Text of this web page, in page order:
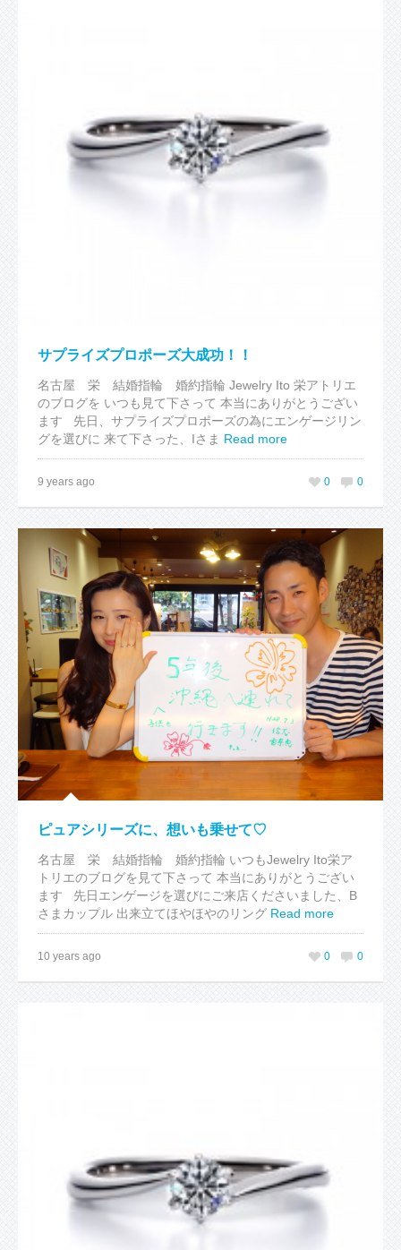
サプライズプロポーズ大成功！！
名古屋 栄 結婚指輪 婚約指輪 Jewelry Ito 栄アトリエ
のブログを いつも見て下さって 本当にありがとうござい
ます 先日、サプライズプロポーズの為にエンゲージリン
グを選びに 来て下さった、Iさま Read more
9 years ago 0
0
ピュアシリーズに、想いも乗せて♡
名古屋 栄 結婚指輪 婚約指輪 いつもJewelry Ito栄ア
トリエのブログを見て下さって 本当にありがとうござい
ます 先日エンゲージを選びにご来店くださいました、B
さまカップル 出来立てほやほやのリング Read more
10 years ago 0
0